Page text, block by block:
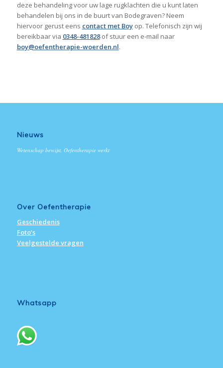
deze behandeling voor uw lage rugklachten die u kunt laten
behandelen bij ons in de buurt van Bodegraven? Neem
hiervoor gerust eens contact met Boyop. Telefonisch zijn wij
bereikbaar via 0348-481828of stuur een e-mail naar
boy@oefentherapie-woerden.nl.
Nieuws
Wetenschap bewijst, Oefentherapie werkt
Over Oefentherapie
Geschiedenis
Foto’s
Veelgestelde vragen
Whatsapp